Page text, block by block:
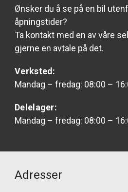
Ønsker du å se på en bil
åpningstider?
Ta kontakt med en av våre
gjerne en avtale på det.
Verksted:
Mandag – fredag: 08:00 –
Delelager:
Mandag – fredag: 08:00 –
Adresser